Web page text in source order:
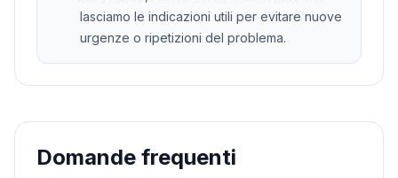
lasciamo le indicazioni utili per evitare nuove
urgenze o ripetizioni del problema.
Domande frequenti